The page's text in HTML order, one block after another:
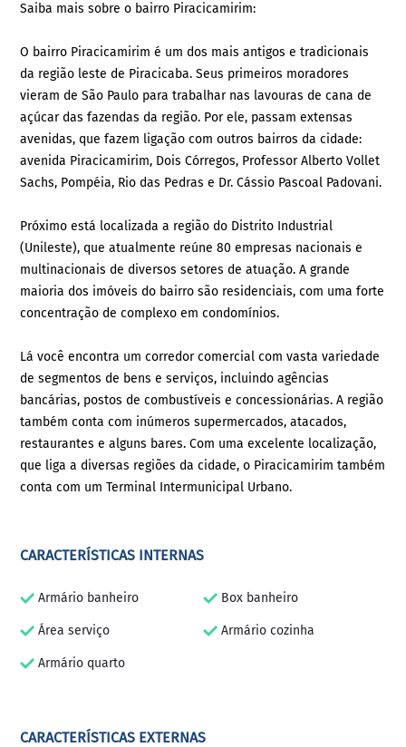
Saiba mais sobre o bairro Piracicamirim:
O bairro Piracicamirim é um dos mais antigos e tradicionais
da região leste de Piracicaba. Seus primeiros moradores
vieram de São Paulo para trabalhar nas lavouras de cana de
açúcar das fazendas da região. Por ele, passam extensas
avenidas, que fazem ligação com outros bairros da cidade:
avenida Piracicamirim, Dois Córregos, Professor Alberto Vollet
Sachs, Pompéia, Rio das Pedras e Dr. Cássio Pascoal Padovani.
Próximo está localizada a região do Distrito Industrial
(Unileste), que atualmente reúne 80 empresas nacionais e
multinacionais de diversos setores de atuação. A grande
maioria dos imóveis do bairro são residenciais, com uma forte
concentração de complexo em condomínios.
Lá você encontra um corredor comercial com vasta variedade
de segmentos de bens e serviços, incluindo agências
bancárias, postos de combustíveis e concessionárias. A região
também conta com inúmeros supermercados, atacados,
restaurantes e alguns bares. Com uma excelente localização,
que liga a diversas regiões da cidade, o Piracicamirim também
conta com um Terminal Intermunicipal Urbano.
CARACTERÍSTICAS INTERNAS
Armário banheiro Box banheiro
Área serviço Armário cozinha
Armário quarto
CARACTERÍSTICAS EXTERNAS